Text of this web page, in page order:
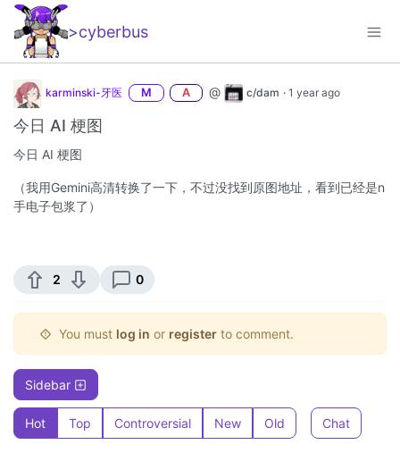
>cyberbus
karminski-牙医 M A @ c/dam · 1 year ago
今日 AI 梗图
今日 AI 梗图
（我用Gemini高清转换了一下，不过没找到原图地址，看到已经是n
手电子包浆了）
2 0
You must log in or register to comment.
Sidebar
Hot Top Controversial New Old Chat